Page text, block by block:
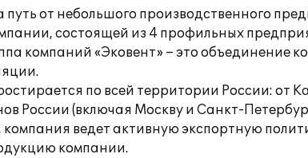
от небольшого производственного
состоящей из 4 профильных
компаний «Эковент» – это объединение
по всей территории России: от
России (включая Москву и Санкт-
ведет активную экспортную
компании.